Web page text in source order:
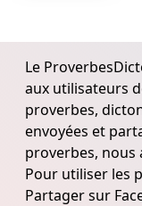
Le
aux utilisateurs
proverbes,
envoyées et
proverbes, nous
Pour utiliser les
Partager sur